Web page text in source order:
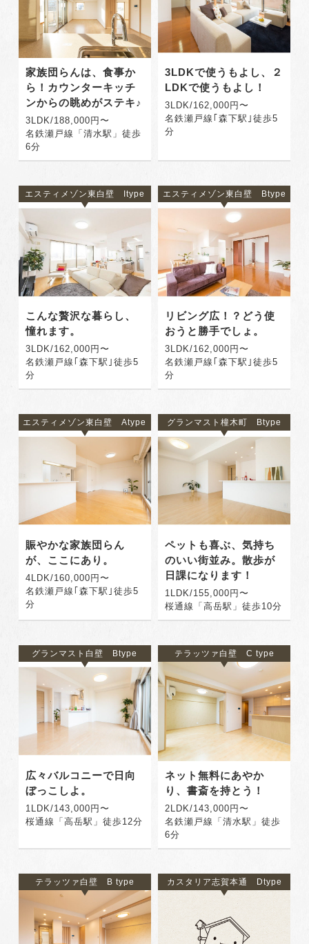
家族団らんは、食事か
ら！カウンターキッチ
ンからの眺めがステキ♪
3LDK/188,000円〜
名鉄瀬戸線「清水駅」徒歩
6分
3LDKで使うもよし、２
LDKで使うもよし！
3LDK/162,000円〜
名鉄瀬戸線｢森下駅｣徒歩5
分
エスティメゾン東白壁 Itype
こんな贅沢な暮らし、
憧れます。
3LDK/162,000円〜
名鉄瀬戸線｢森下駅｣徒歩5
分
エスティメゾン東白壁 Btype
リビング広！？どう使
おうと勝手でしょ。
3LDK/162,000円〜
名鉄瀬戸線｢森下駅｣徒歩5
分
エスティメゾン東白壁 Atype
賑やかな家族団らん
が、ここにあり。
4LDK/160,000円〜
名鉄瀬戸線｢森下駅｣徒歩5
分
グランマスト橦木町 Btype
ペットも喜ぶ、気持ち
のいい街並み。散歩が
日課になります！
1LDK/155,000円〜
桜通線「高岳駅」徒歩10分
グランマスト白壁 Btype
広々バルコニーで日向
ぼっこしよ。
1LDK/143,000円〜
桜通線「高岳駅」徒歩12分
テラッツァ白壁 C type
ネット無料にあやか
り、書斎を持とう！
2LDK/143,000円〜
名鉄瀬戸線「清水駅」徒歩
6分
テラッツァ白壁 B type カスタリア志賀本通 Dtype